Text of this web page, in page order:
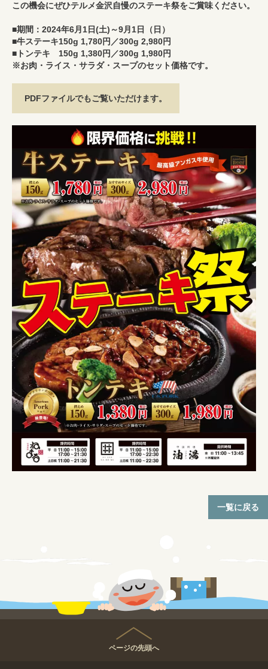
この機会にぜひテルメ金沢自慢のステーキ祭をご賞味ください。
■期間：2024年6月1日(土)～9月1日（日）
■牛ステーキ150g 1,780円／300g 2,980円
■トンテキ 150g 1,380円／300g 1,980円
※お肉・ライス・サラダ・スープのセット価格です。
PDFファイルでもご覧いただけます。
一覧に戻る
ページの先頭へ